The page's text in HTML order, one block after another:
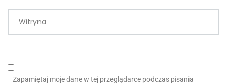
Witryna
Zapamiętaj moje dane w tej przeglądarce podczas pisania